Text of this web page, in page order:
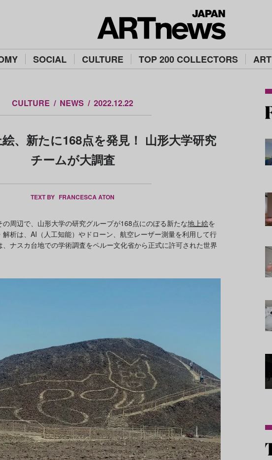
SOCIAL CULTURE TOP 200 COLLECTORS
CULTURE NEWS 2022.12.22
、新たに168点を発見！ 山形大学研究
チームが大調査
TEXT BY FRANCESCA ATON
の周辺で、山形大学の研究グループが168点にのぼる新たな地上絵を
析は、AI（人工知能）やドローン、航空レーザー測量を利用して行
ナスカ台地での学術調査をペルー文化省から正式に許可された世界